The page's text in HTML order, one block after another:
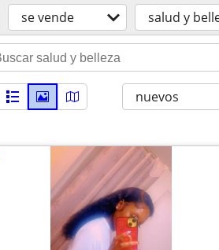
se vende salud y
nuevos